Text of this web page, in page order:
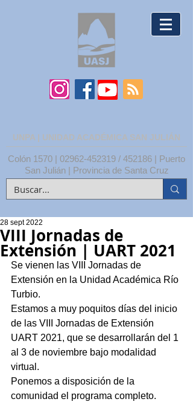
UNPA | UNIDAD ACADÉMICA SAN JULIÁN
Colón 1570 | 02962-452319 / 452186 | Puerto
San Julián | Provincia de Santa Cruz
VIII Jornadas de
Extensión | UART 2021
28 sept 2022
Se vienen las VIII Jornadas de
Extensión en la Unidad Académica Río
Turbio.
Estamos a muy poquitos días del inicio
de las VIII Jornadas de Extensión
UART 2021, que se desarrollarán del 1
al 3 de noviembre bajo modalidad
virtual.
Ponemos a disposición de la
comunidad el programa completo.